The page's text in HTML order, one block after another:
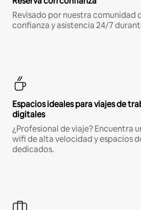
Revisado por nuestra comunidad
confianza y asistencia 24/7
Espacios ideales para viajes de
digitales
¿Profesional de viaje? Encuentra
wifi de alta velocidad y espacios
dedicados.